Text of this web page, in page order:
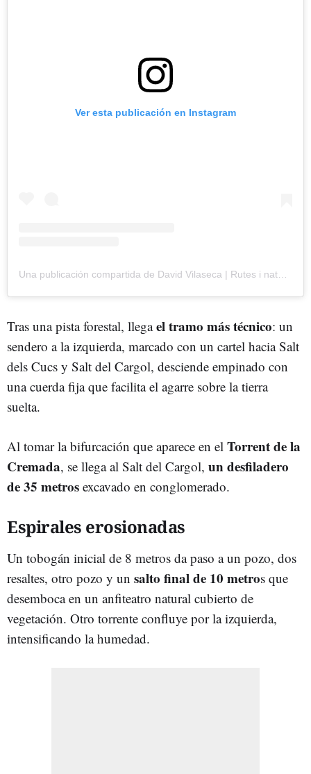
Ver esta publicación en Instagram
Una publicación compartida de David Vilaseca | Rutes i natura 👣 (@davidvilasecaenruta)
Tras una pista forestal, llegael tramo más técnico: un
sendero a la izquierda, marcado con un cartel hacia Salt
dels Cucs y Salt del Cargol, desciende empinado con
una cuerda fija que facilita el agarre sobre la tierra
suelta.
Al tomar la bifurcación que aparece en el Torrent de la
Cremada, se llega al Salt del Cargol, un desfiladero
de 35 metros excavado en conglomerado.
Espirales erosionadas
Un tobogán inicial de 8 metros da paso a un pozo, dos
resaltes, otro pozo y un salto final de 10 metros que
desemboca en un anfiteatro natural cubierto de
vegetación. Otro torrente confluye por la izquierda,
intensificando la humedad.